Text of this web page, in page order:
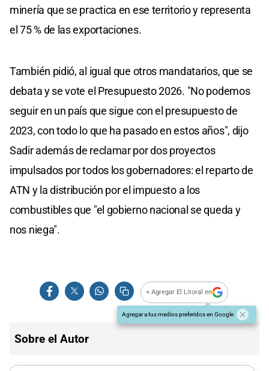
minería que se practica en ese territorio y representa
el 75 % de las exportaciones.
También pidió, al igual que otros mandatarios, que se
debata y se vote el Presupuesto 2026. "No podemos
seguir en un país que sigue con el presupuesto de
2023, con todo lo que ha pasado en estos años", dijo
Sadir además de reclamar por dos proyectos
impulsados por todos los gobernadores: el reparto de
ATN y la distribución por el impuesto a los
combustibles que "el gobierno nacional se queda y
nos niega".
+ Agregar El Litoral en
Agregar a tus medios preferidos en Google
Sobre el Autor